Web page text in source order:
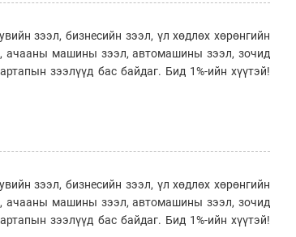
зээл, бизнесийн зээл, үл хөдлөх хөрөнгийн
ачааны машины зээл, автомашины зээл, зочид
зээлүүд бас байдаг. Бид 1%-ийн хүүтэй!
зээл, бизнесийн зээл, үл хөдлөх хөрөнгийн
ачааны машины зээл, автомашины зээл, зочид
зээлүүд бас байдаг. Бид 1%-ийн хүүтэй!